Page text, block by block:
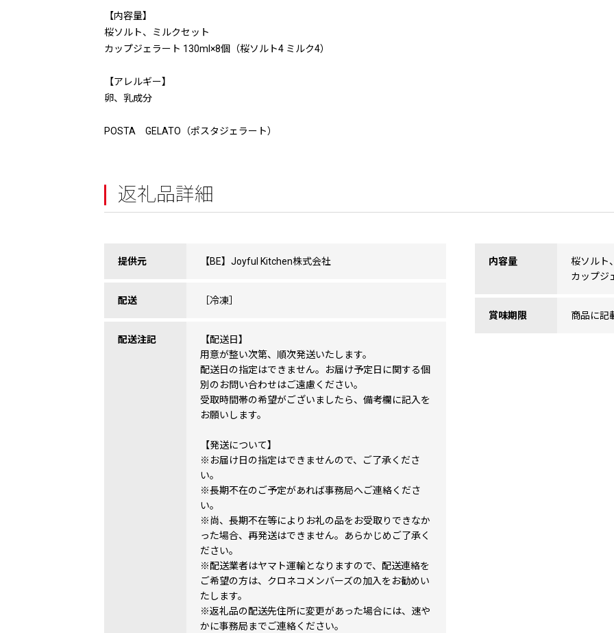
【内容量】
桜ソルト、ミルクセット
カップジェラート 130ml×8個（桜ソルト4 ミルク4）
【アレルギー】
卵、乳成分
POSTA GELATO（ポスタジェラート）
返礼品詳細
提供元 【BE】Joyful Kitchen株式会社
配送 ［冷凍］
配送注記
【配送日】
用意が整い次第、順次発送いたします。
配送日の指定はできません。お届け予定日に関する個
別のお問い合わせはご遠慮ください。
受取時間帯の希望がございましたら、備考欄に記入を
お願いします。
【発送について】
※お届け日の指定はできませんので、ご了承くださ
い。
※長期不在のご予定があれば事務局へご連絡くださ
い。
※尚、長期不在等によりお礼の品をお受取りできなか
った場合、再発送はできません。あらかじめご了承く
ださい。
※配送業者はヤマト運輸となりますので、配送連絡を
ご希望の方は、クロネコメンバーズの加入をお勧めい
たします。
※返礼品の配送先住所に変更があった場合には、速や
かに事務局までご連絡ください。
内容量
桜ソルト
カップジ
賞味期限 商品に記